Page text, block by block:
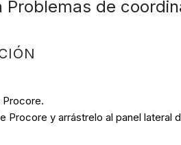
de
Procore.
y arrástrelo al panel